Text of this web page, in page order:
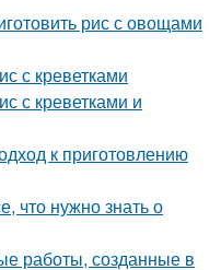
рис с овощами
с креветками
с креветками и
к приготовлению
что нужно знать о
работы, созданные в